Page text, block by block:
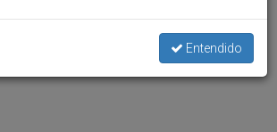
Entendido